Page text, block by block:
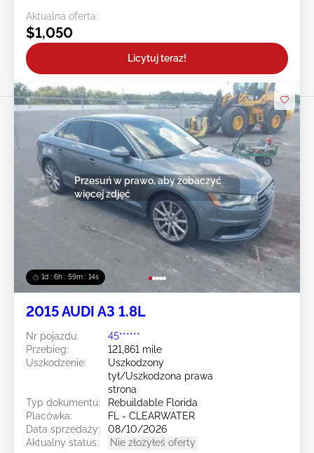
Aktualna oferta:
$1,050
Licytuj teraz!
1d : 6h : 59m : 11s
Przesuń w prawo, aby zobaczyć
więcej zdjęć
2015 AUDI A3 1.8L
Nr pojazdu:
45******
Przebieg:
121,861 mile
Uszkodzenie:
Uszkodzony
tył/Uszkodzona prawa
strona
Typ dokumentu:
Rebuildable Florida
Placówka:
FL - CLEARWATER
Data sprzedaży:
08/10/2026
Aktualny status:
Nie złożyłeś oferty